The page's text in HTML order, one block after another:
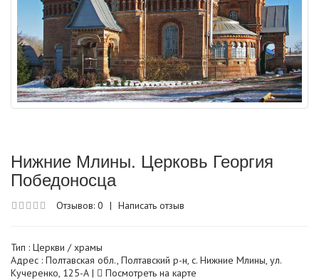
Нижние Млины. Церковь Георгия
Победоносца
Отзывов: 0 | Написать отзыв
Тип : Церкви / храмы
Адрес : Полтавская обл., Полтавский р-н, с. Нижние Млины, ул.
Кучеренко, 125-А |
Посмотреть на карте